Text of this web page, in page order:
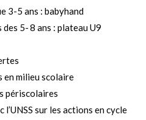
3-5 ans : babyhand
5- 8 ans : plateau U9
milieu scolaire
périscolaires
sur les actions en cycle